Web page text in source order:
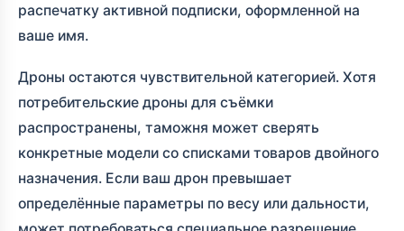
распечатку активной подписки, оформленной на
ваше имя.
Дроны остаются чувствительной категорией. Хотя
потребительские дроны для съёмки
распространены, таможня может сверять
конкретные модели со списками товаров двойного
назначения. Если ваш дрон превышает
определённые параметры по весу или дальности,